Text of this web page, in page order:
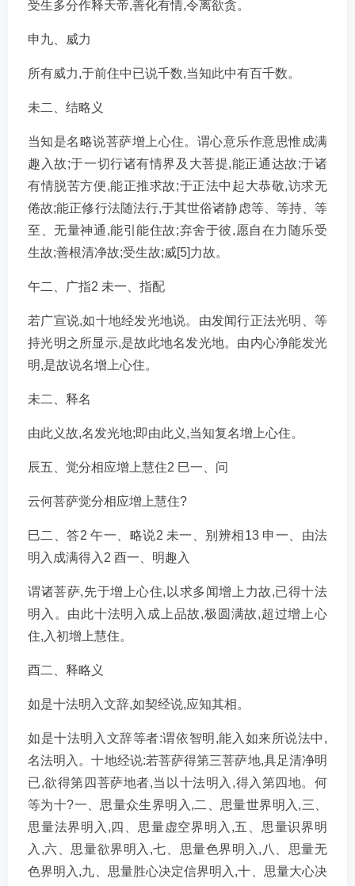
受生多分作释天帝,善化有情,令离欲贪。
申九、威力
所有威力,于前住中已说千数,当知此中有百千数。
未二、结略义
当知是名略说菩萨增上心住。谓心意乐作意思惟成满
趣入故;于一切行诸有情界及大菩提,能正通达故;于诸
有情脱苦方便,能正推求故;于正法中起大恭敬,访求无
倦故;能正修行法随法行,于其世俗诸静虑等、等持、等
至、无量神通,能引能住故;弃舍于彼,愿自在力随乐受
生故;善根清净故;受生故;威[5]力故。
午二、广指2 未一、指配
若广宣说,如十地经发光地说。由发闻行正法光明、等
持光明之所显示,是故此地名发光地。由内心净能发光
明,是故说名增上心住。
未二、释名
由此义故,名发光地;即由此义,当知复名增上心住。
辰五、觉分相应增上慧住2 巳一、问
云何菩萨觉分相应增上慧住?
巳二、答2 午一、略说2 未一、别辨相13 申一、由法
明入成满得入2 酉一、明趣入
谓诸菩萨,先于增上心住,以求多闻增上力故,已得十法
明入。由此十法明入成上品故,极圆满故,超过增上心
住,入初增上慧住。
酉二、释略义
如是十法明入文辞,如契经说,应知其相。
如是十法明入文辞等者:谓依智明,能入如来所说法中,
名法明入。十地经说:若菩萨得第三菩萨地,具足清净明
已,欲得第四菩萨地者,当以十法明入,得入第四地。何
等为十?一、思量众生界明入,二、思量世界明入,三、
思量法界明入,四、思量虚空界明入,五、思量识界明
入,六、思量欲界明入,七、思量色界明入,八、思量无
色界明入,九、思量胜心决定信界明入,十、思量大心决